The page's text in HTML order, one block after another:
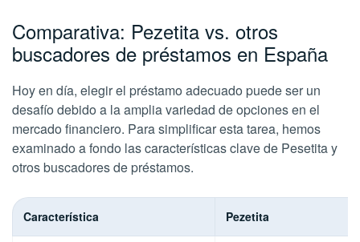
Comparativa: Pezetita vs. otros
buscadores de préstamos en España
Hoy en día, elegir el préstamo adecuado puede ser un
desafío debido a la amplia variedad de opciones en el
mercado financiero. Para simplificar esta tarea, hemos
examinado a fondo las características clave de Pesetita y
otros buscadores de préstamos.
Característica Pezetita